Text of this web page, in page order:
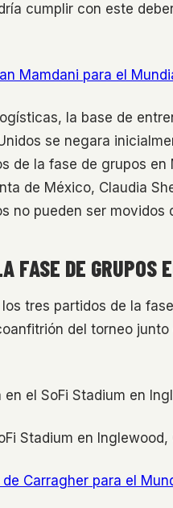
cumplir con este
Mamdani para el
la base de
se negara
de la fase de grupos
de México, Claudia
no pueden ser movidos
FASE DE GRUPOS
tres partidos de la
del torneo
el SoFi Stadium en
Stadium en Inglewood,
Carragher para el